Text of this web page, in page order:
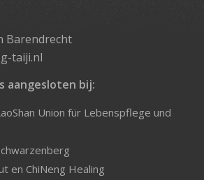
Barendrecht
taiji.nl
aangesloten bij:
Union für Lebenspflege und
en ChiNeng Healing